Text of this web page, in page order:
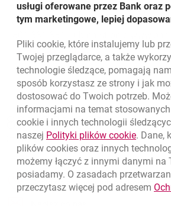
Z oferty specjalnej można skorzystać
Millennium w całej Polsce, pod nr
Powrót do listy
Nawigacja dolna
Zadzwoń do nas
801 331 331
(+48) 22 598 40 40
Znajdź placówkę lub bankomat
usługi oferowane przez Bank oraz
tym marketingowe, lepiej
Pliki cookie, które instalujemy lub
Twojej przeglądarce, a także
technologie śledzące, pomagają
sposób korzystasz ze strony i jak
dostosować do Twoich potrzeb.
informacjami na temat
cookie i innych technologii
naszej Polityki plików cookielink
. Dane,
plików cookies oraz innych
możemy łączyć z innymi danymi na
posiadamy. O zasadach
przeczytasz więcej pod adresem